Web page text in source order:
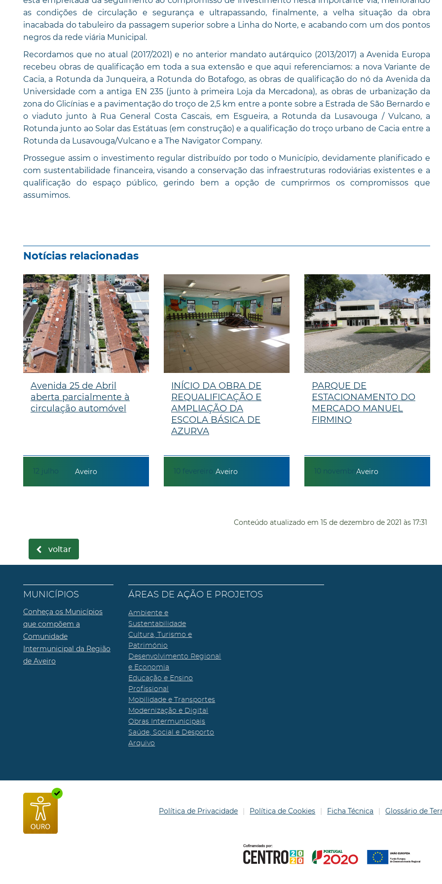
as condições de circulação e segurança e ultrapassando, finalmente, a velha situação da obra
inacabada do tabuleiro da passagem superior sobre a Linha do Norte, e acabando com um dos pontos
negros da rede viária Municipal.
Recordamos que no atual (2017/2021) e no anterior mandato autárquico (2013/2017) a Avenida Europa
recebeu obras de qualificação em toda a sua extensão e que aqui referenciamos: a nova Variante de
Cacia, a Rotunda da Junqueira, a Rotunda do Botafogo, as obras de qualificação do nó da Avenida da
Universidade com a antiga EN 235 (junto à primeira Loja da Mercadona), as obras de urbanização da
zona do Glicínias e a pavimentação do troço de 2,5 km entre a ponte sobre a Estrada de São Bernardo e
o viaduto junto à Rua General Costa Cascais, em Esgueira, a Rotunda da Lusavouga / Vulcano, a
Rotunda junto ao Solar das Estátuas (em construção) e a qualificação do troço urbano de Cacia entre a
Rotunda da Lusavouga/Vulcano e a The Navigator Company.
Prossegue assim o investimento regular distribuído por todo o Município, devidamente planificado e
com sustentabilidade financeira, visando a conservação das infraestruturas rodoviárias existentes e a
qualificação do espaço público, gerindo bem a opção de cumprirmos os compromissos que
assumimos.
Notícias relacionadas
12 julho
Avenida 25 de Abril
aberta parcialmente à
circulação automóvel
Aveiro 10 fevereiro
INÍCIO DA OBRA DE
REQUALIFICAÇÃO E
AMPLIAÇÃO DA
ESCOLA BÁSICA DE
AZURVA
Aveiro 10 novembro
PARQUE DE
ESTACIONAMENTO DO
MERCADO MANUEL
FIRMINO
Aveiro
Conteúdo atualizado em 15 de dezembro de 2021 às 17:31
voltar
MUNICÍPIOS
Conheça os Municípios
que compõem a
Comunidade
Intermunicipal da Região
de Aveiro
ÁREAS DE AÇÃO E PROJETOS
Ambiente e
Sustentabilidade
Cultura, Turismo e
Património
Desenvolvimento Regional
e Economia
Educação e Ensino
Profissional
Mobilidade e Transportes
Modernização e Digital
Obras Intermunicipais
Saúde, Social e Desporto
Arquivo
Política de Privacidade Política de Cookies Ficha Técnica Glossário de